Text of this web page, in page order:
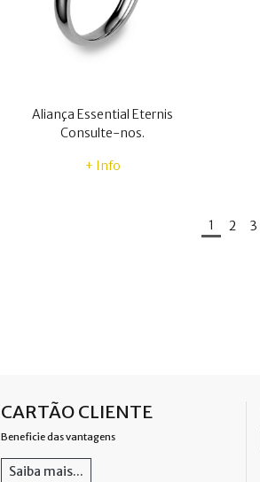
Aliança Essential Eternis
Consulte-nos.
+ Info
1 2 3
CARTÃO CLIENTE
Beneficie das vantagens
Saiba mais...